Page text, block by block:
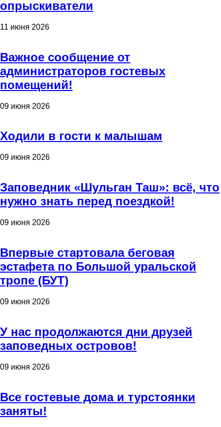
опрыскиватели
11 июня 2026
Важное сообщение от
администраторов гостевых
помещений!
09 июня 2026
Ходили в гости к малышам
09 июня 2026
Заповедник «Шульган Таш»: всё, что
нужно знать перед поездкой!
09 июня 2026
Впервые стартовала беговая
эстафета по Большой уральской
тропе (БУТ)
09 июня 2026
У нас продолжаются дни друзей
заповедных островов!
09 июня 2026
Все гостевые дома и турстоянки
заняты!